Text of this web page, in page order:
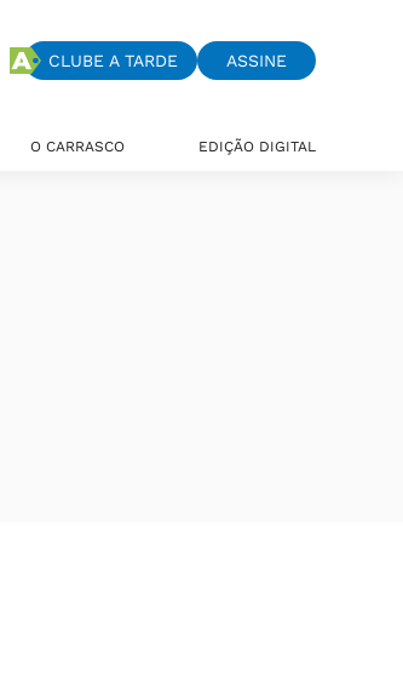
CLUBE A TARDE ASSINE
O CARRASCO EDIÇÃO DIGITAL